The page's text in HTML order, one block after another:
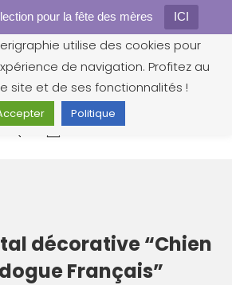
pour la fête des mères ICI
0
décorative “Chien
Français”
des cookies
utilise des cookies pour
de navigation. Profitez au
site et de ses fonctionnalités !
Politique